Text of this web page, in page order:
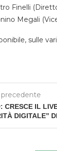
Finelli
Megali
sulle
CRESCE IL
DIGITALE”